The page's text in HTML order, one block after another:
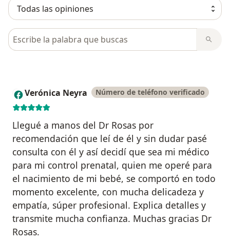
Busca en opiniones
V Verónica Neyra Número de teléfono verificado
Llegué a manos del Dr Rosas por
recomendación que leí de él y sin dudar pasé
consulta con él y así decidí que sea mi médico
para mi control prenatal, quien me operé para
el nacimiento de mi bebé, se comportó en todo
momento excelente, con mucha delicadeza y
empatía, súper profesional. Explica detalles y
transmite mucha confianza. Muchas gracias Dr
Rosas.